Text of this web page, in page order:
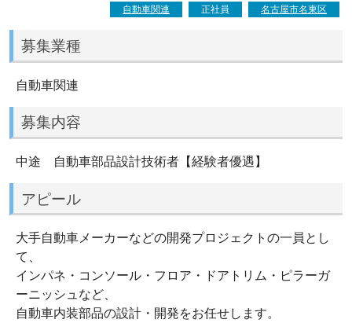
自動車関連 正社員 名古屋市名東区
募集業種
自動車関連
募集内容
中途 自動車部品設計技術者【経験者優遇】
アピール
大手自動車メーカーなどの開発プロジェクトの一員とし
て、
インパネ・コンソール・フロア・ドアトリム・ピラーガ
ーニッシュなど、
自動車内装部品の設計・開発をお任せします。